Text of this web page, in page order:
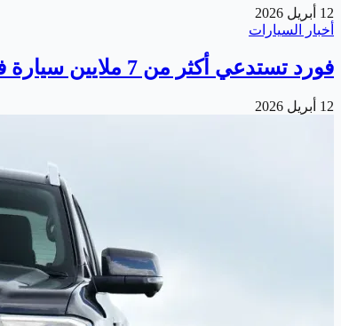
12 أبريل 2026
أخبار السيارات
فورد تستدعي أكثر من 7 ملايين سيارة في 2026
12 أبريل 2026